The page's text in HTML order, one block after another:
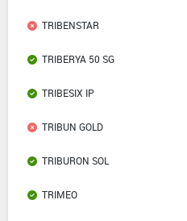
TRIBENSTAR
TRIBERYA 50 SG
TRIBESIX IP
TRIBUN GOLD
TRIBURON SOL
TRIMEO